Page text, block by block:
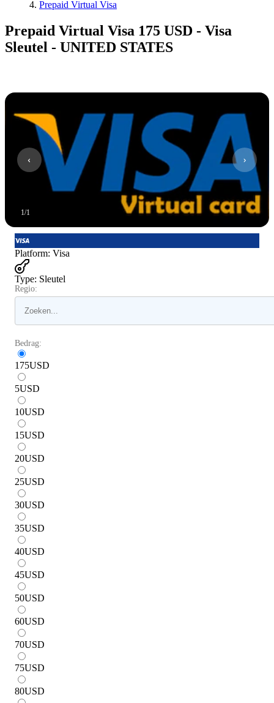
Prepaid Virtual Visa
Prepaid Virtual Visa 175 USD - Visa
Sleutel - UNITED STATES
1/1
Platform: Visa
Type: Sleutel
Regio:
Bedrag:
175USD
5USD
10USD
15USD
20USD
25USD
30USD
35USD
40USD
45USD
50USD
60USD
70USD
75USD
80USD